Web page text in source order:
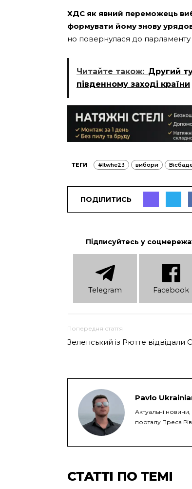
ХДС як явний переможець
формувати йому знову
но повернулася до парламенту
Читайте також: Другий
південному заході країни
ТЕГИ #ltwhe23 вибори
ПОДІЛИТИСЬ
Підписуйтесь у
Telеgram Facebook
Попередня стаття
Зеленський із Рютте відвідали
Pavlo
Актуальні
порталу Преса
СТАТТІ ПО ТЕМІ